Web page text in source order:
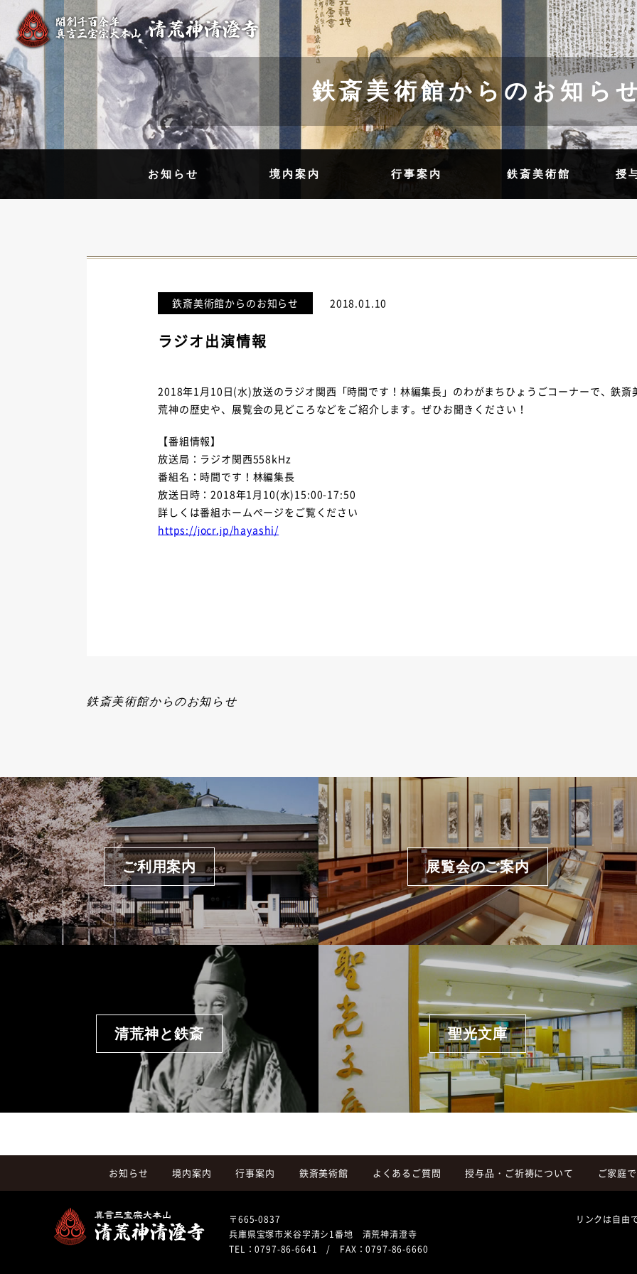
お知らせ 境内案内 行事案内 鉄斎美術館 授
鉄斎美術館からのお知ら
鉄斎美術館からのお知らせ 2018.01.10
ラジオ出演情報
2018年1月10日(水)放送のラジオ関西「時間です！林編集長」のわがまちひょうごコーナーで、鉄
荒神の歴史や、展覧会の見どころなどをご紹介します。ぜひお聞きください！
【番組情報】
放送局：ラジオ関西558kHz
番組名：時間です！林編集長
放送日時：2018年1月10(水)15:00-17:50
詳しくは番組ホームぺージをご覧ください
https://jocr.jp/hayashi/
鉄斎美術館からのお知らせ
ご利用案内 展覧会のご案内
清荒神と鉄斎 聖光文庫
お知らせ 境内案内 行事案内 鉄斎美術館 よくあるご質問 授与品・ご祈祷について ご家庭
〒665-0837
兵庫県宝塚市米谷字清シ1番地 清荒神清澄寺
TEL：0797-86-6641 / FAX：0797-86-6660
リンクは自由